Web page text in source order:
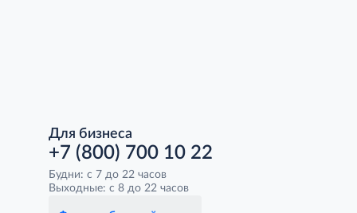
Для бизнеса
+7 (800) 700 10 22
Будни: с 7 до 22 часов
Выходные: с 8 до 22 часов